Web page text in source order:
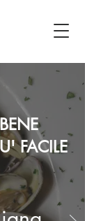
FACILE